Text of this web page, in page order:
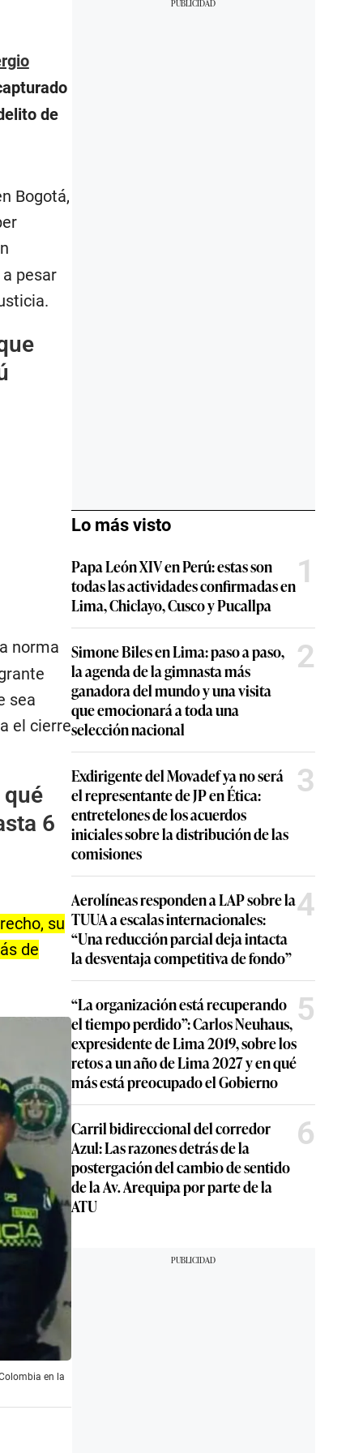
de
Bogotá,
pesar
norma
sea
el cierre
6
su
de
en la
Lo más visto
Papa León XIV en Perú: estas son
todas las actividades confirmadas en
Lima, Chiclayo, Cusco y Pucallpa
1
Simone Biles en Lima: paso a paso,
la agenda de la gimnasta más
ganadora del mundo y una visita
que emocionará a toda una
selección nacional
2
Exdirigente del Movadef ya no será
el representante de JP en Ética:
entretelones de los acuerdos
iniciales sobre la distribución de las
comisiones
3
Aerolíneas responden a LAP sobre la
TUUA a escalas internacionales:
“Una reducción parcial deja intacta
la desventaja competitiva de fondo”
4
“La organización está recuperando
el tiempo perdido”: Carlos Neuhaus,
expresidente de Lima 2019, sobre los
retos a un año de Lima 2027 y en qué
más está preocupado el Gobierno
5
Carril bidireccional del corredor
Azul: Las razones detrás de la
postergación del cambio de sentido
de la Av. Arequipa por parte de la
ATU
6